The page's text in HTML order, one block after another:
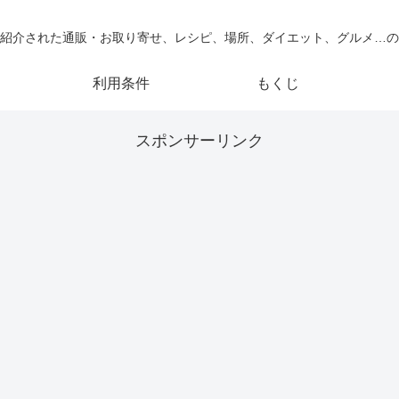
介された通販・お取り寄せ、レシピ、場所、ダイエット、グルメ…
利用条件 もくじ
スポンサーリンク